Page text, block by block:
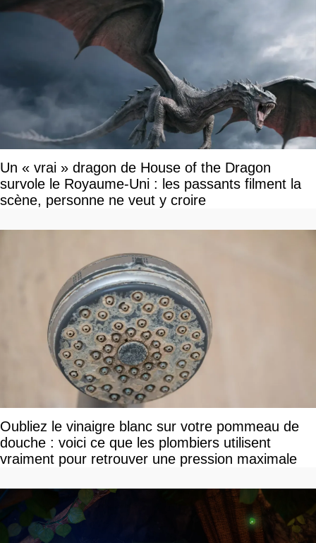
Un « vrai » dragon de House of the Dragon
survole le Royaume-Uni : les passants filment la
scène, personne ne veut y croire
Oubliez le vinaigre blanc sur votre pommeau de
douche : voici ce que les plombiers utilisent
vraiment pour retrouver une pression maximale